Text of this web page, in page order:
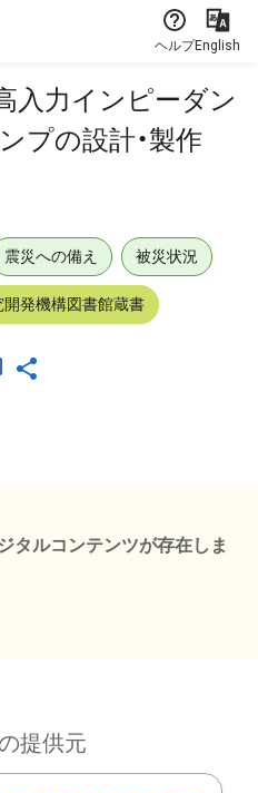
ヘルプEnglish
入力インピーダン
プの設計・製作
震災への備え 被災状況
発機構図書館蔵書
タルコンテンツが存在しま
提供元